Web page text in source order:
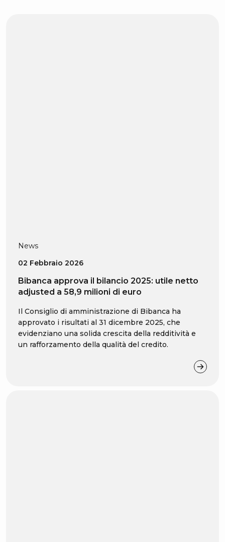
News
02 Febbraio 2026
Bibanca approva il bilancio 2025: utile netto
adjusted a 58,9 milioni di euro
Il Consiglio di amministrazione di Bibanca ha
approvato i risultati al 31 dicembre 2025, che
evidenziano una solida crescita della redditività e
un rafforzamento della qualità del credito.